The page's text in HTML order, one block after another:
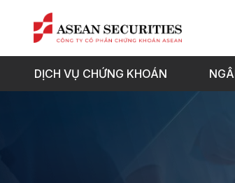
DỊCH VỤ CHỨNG KHOÁN